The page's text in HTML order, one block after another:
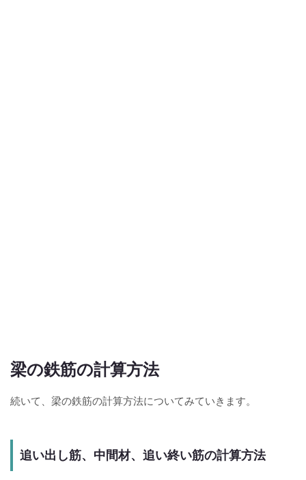
梁の鉄筋の計算方法
続いて、梁の鉄筋の計算方法についてみていきます。
追い出し筋、中間材、追い終い筋の計算方法